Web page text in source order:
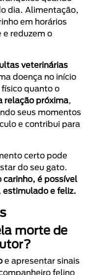
dia. Alimentação,
em horários
reduzem o
veterinárias
doença no início
quanto o
relação próxima
seus momentos
e contribui para
certo pode
do seu gato.
é possível
estimulado e feliz.
morte de
e apresentar sinais
felino